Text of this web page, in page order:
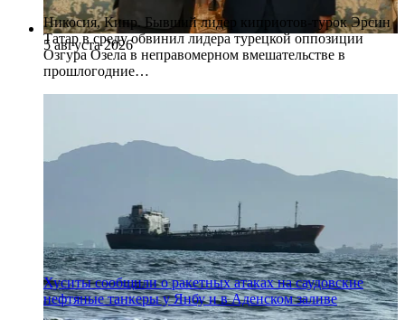
5 августа 2026
Никосия, Кипр. Бывший лидер киприотов-турок Эрсин
Татар в среду обвинил лидера турецкой оппозиции
Озгура Озела в неправомерном вмешательстве в
прошлогодние…
Хуситы сообщили о ракетных атаках на саудовские
нефтяные танкеры у Янбу и в Аденском заливе